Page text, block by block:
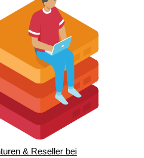
& Reseller bei